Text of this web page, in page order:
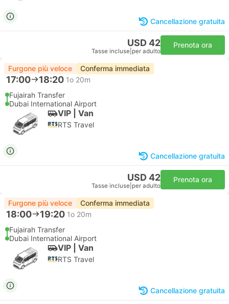
Cancellazione gratuita
USD 42
Tasse incluse per adulto
Prenota ora
Furgone più veloce Conferma immediata
17:00 18:20 1o 20m
Fujairah Transfer
Dubai International Airport
VIP | Van
RTS Travel
Cancellazione gratuita
USD 42
Tasse incluse per adulto
Prenota ora
Furgone più veloce Conferma immediata
18:00 19:20 1o 20m
Fujairah Transfer
Dubai International Airport
VIP | Van
RTS Travel
Cancellazione gratuita